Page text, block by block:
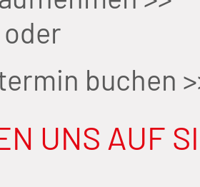
oder
buchen
UNS AUF